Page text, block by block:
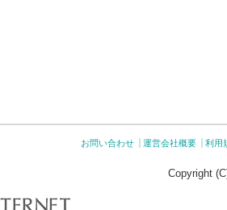
お問い合わせ 運営会社概要 利用
Copyright